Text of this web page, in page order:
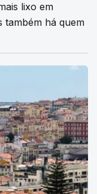
lixo em
também há quem